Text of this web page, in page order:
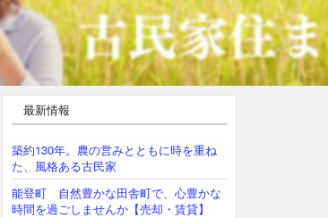
最新情報
築約130年。農の営みとともに時を重ね
た、風格ある古民家
能登町 自然豊かな田舎町で、心豊かな
時間を過ごしませんか【売却・賃貸】